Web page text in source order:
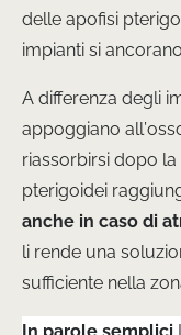
delle apofisi
impianti si
A differenza degli
appoggiano
riassorbirsi dopo
pterigoidei
anche in caso di
li rende una
sufficiente nella